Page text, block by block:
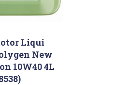
Liqui
New
10W40 4L